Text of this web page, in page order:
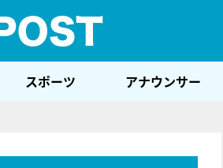
スポーツ アナウンサー